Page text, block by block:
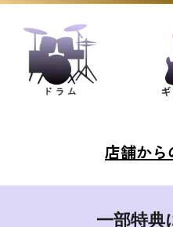
店舗から
一部特典